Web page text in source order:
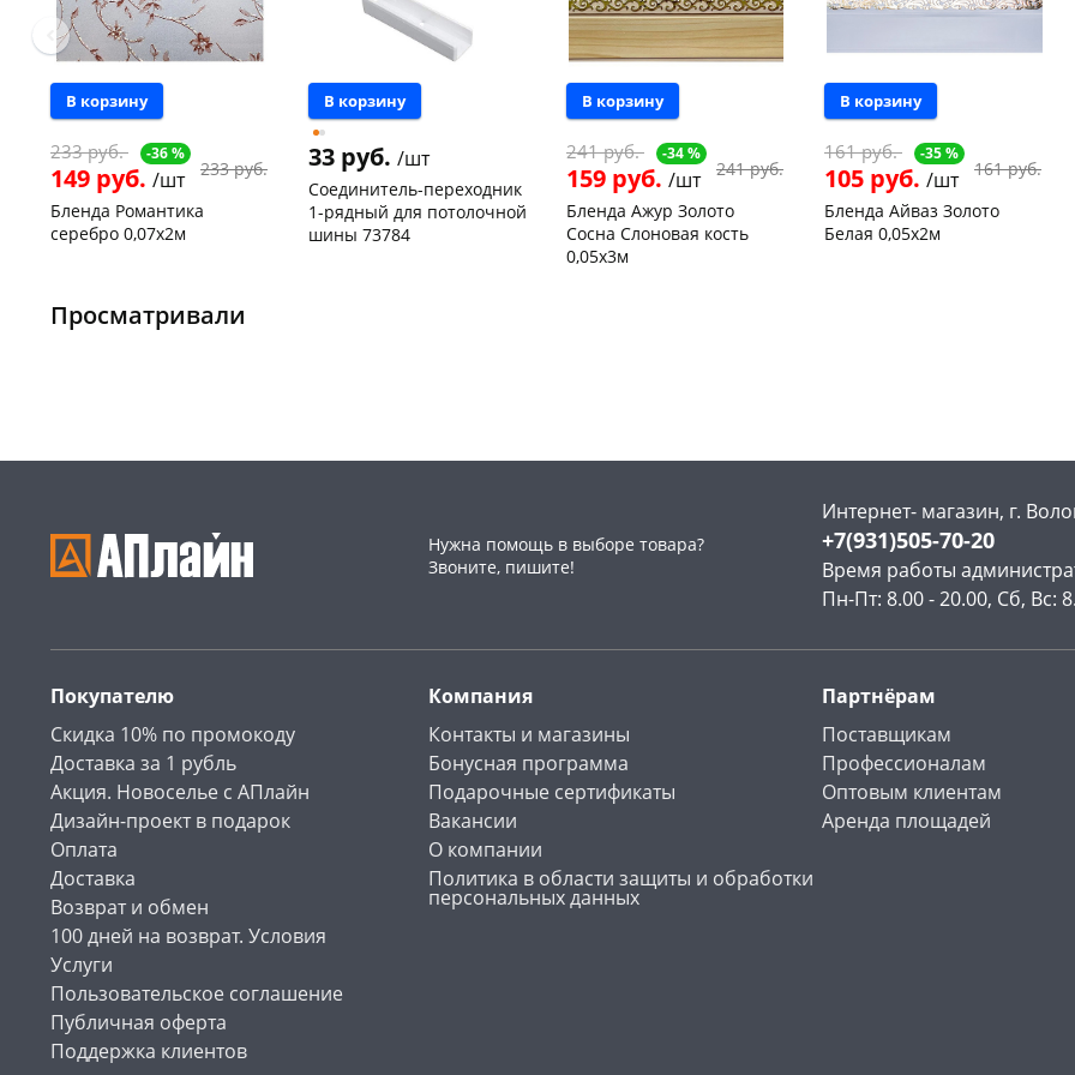
В корзину
233 руб. -36 %
149 руб. /шт
233 руб.
Бленда Романтика
серебро 0,07х2м
147а
Код товара
128915
В корзину
33 руб. /шт
Соединитель-переходник
1-рядный для потолочной
шины 73784
В корзину
241 руб. -34 %
159 руб. /шт
241 руб.
Бленда Ажур Золото
Сосна Слоновая кость
0,05х3м
В корзину
161 руб. -35 %
105 руб. /шт
161 руб.
Бленда Айваз Золото
Белая 0,05х2м
Просматривали
Нужна помощь в выборе товара?
Звоните, пишите!
Интернет- магазин, г.
+7(931)505-70-20
Время работы
Пн-Пт: 8.00 - 20.00, Сб, Вс:
Покупателю
Скидка 10% по промокоду
Доставка за 1 рубль
Акция. Новоселье с АПлайн
Дизайн-проект в подарок
Оплата
Доставка
Возврат и обмен
100 дней на возврат. Условия
Услуги
Пользовательское соглашение
Публичная оферта
Поддержка клиентов
Компания
Контакты и магазины
Бонусная программа
Подарочные сертификаты
Вакансии
О компании
Политика в области защиты и обработки
персональных данных
Партнёрам
Поставщикам
Профессионалам
Оптовым клиентам
Аренда площадей